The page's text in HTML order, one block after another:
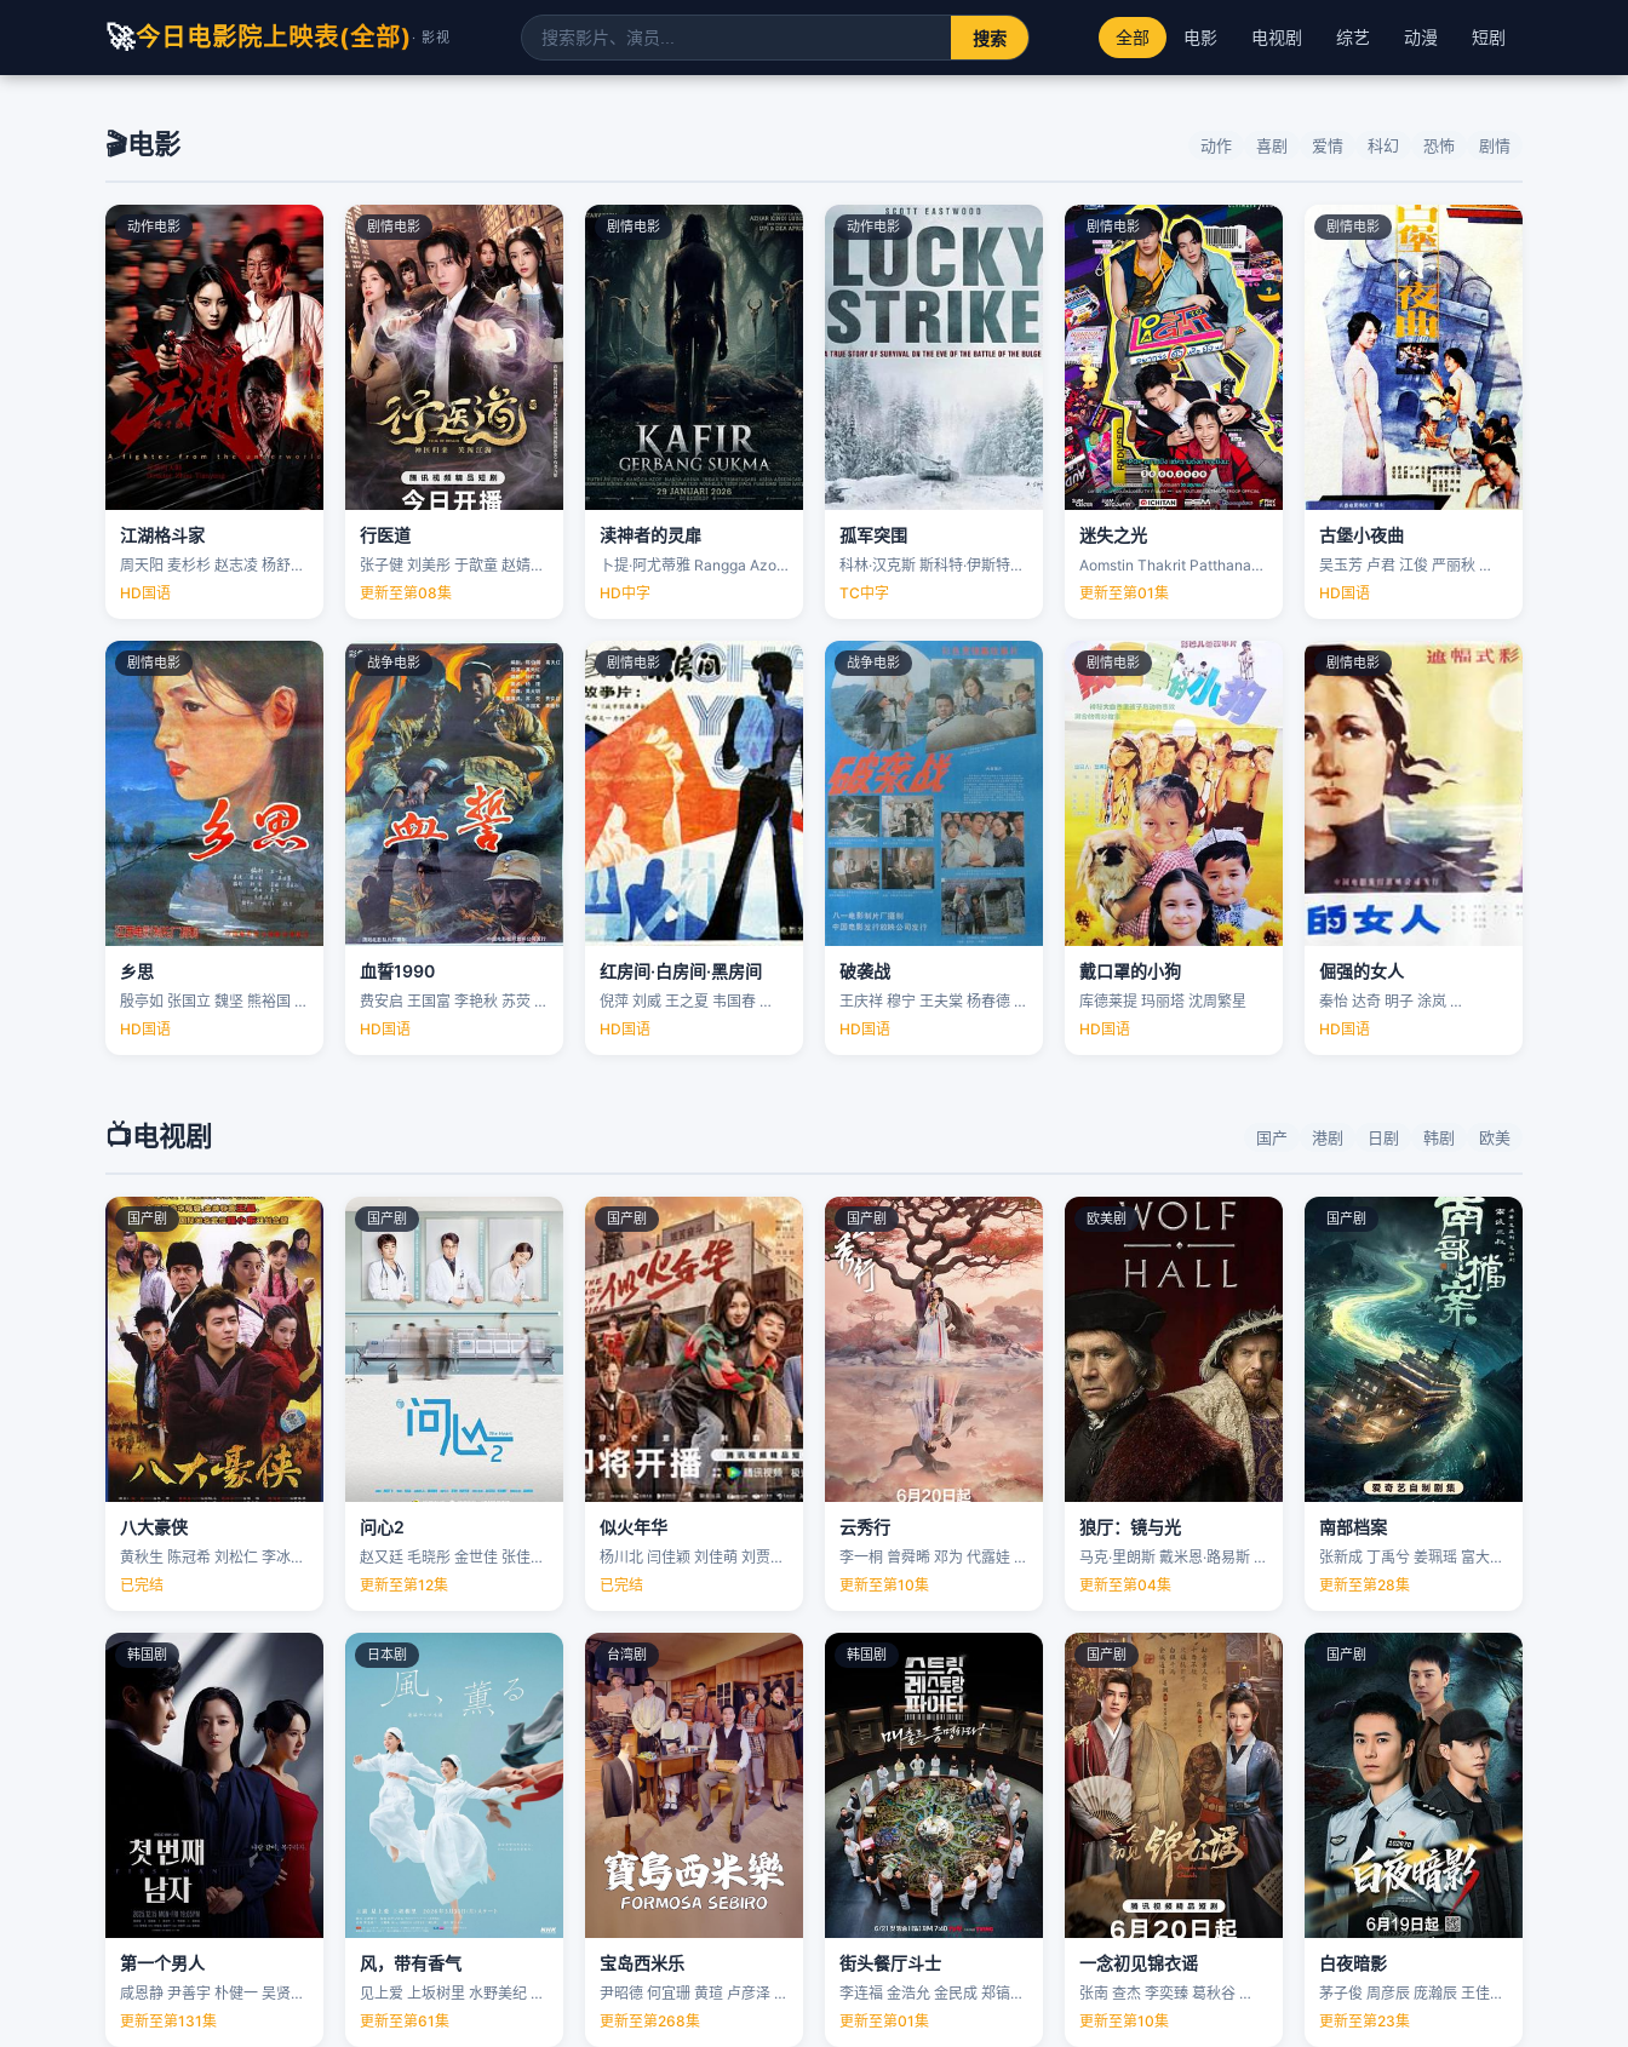
🚀今日电影院上映表(全部) · 影视 搜索 全部 电影 电视剧 综艺 动漫 短剧
🎬电影 动作 喜剧 爱情 科幻 恐怖 剧情
动作电影
江湖格斗家
周天阳 麦杉杉 赵志凌 杨舒米 …
HD国语
剧情电影
行医道
张子健 刘美彤 于歆童 赵婧祎 …
更新至第08集
剧情电影
渎神者的灵扉
卜提·阿尤蒂雅 Rangga Azof Nadya …
HD中字
动作电影
孤军突围
科林·汉克斯 斯科特·伊斯特伍德 安洁纽·艾莉丝-泰勒 泰勒·约翰·史密斯 …
TC中字
剧情电影
迷失之光
Aomstin Thakrit Patthanaworakit
更新至第01集
剧情电影
古堡小夜曲
吴玉芳 卢君 江俊 严丽秋 …
HD国语
剧情电影
乡思
殷亭如 张国立 魏坚 熊裕国 …
HD国语
战争电影
血誓1990
费安启 王国富 李艳秋 苏荧 …
HD国语
剧情电影
红房间·白房间·黑房间
倪萍 刘威 王之夏 韦国春 …
HD国语
战争电影
破袭战
王庆祥 穆宁 王夫棠 杨春德 …
HD国语
剧情电影
戴口罩的小狗
库德莱提 玛丽塔 沈周繁星
HD国语
剧情电影
倔强的女人
秦怡 达奇 明子 涂岚 …
HD国语
📺电视剧 国产 港剧 日剧 韩剧 欧美
国产剧
八大豪侠
黄秋生 陈冠希 刘松仁 李冰冰 …
已完结
国产剧
问心2
赵又廷 毛晓彤 金世佳 张佳宁 …
更新至第12集
国产剧
似火年华
杨川北 闫佳颖 刘佳萌 刘贾玺 …
已完结
国产剧
云秀行
李一桐 曾舜晞 邓为 代露娃 …
更新至第10集
欧美剧
狼厅：镜与光
马克·里朗斯 戴米恩·路易斯 凯特·菲利普斯 托马斯·布罗迪-桑斯特 …
更新至第04集
国产剧
南部档案
张新成 丁禹兮 姜珮瑶 富大龙 …
更新至第28集
韩国剧
第一个男人
咸恩静 尹善宇 朴健一 吴贤庆 …
更新至第131集
日本剧
风，带有香气
见上爱 上坂树里 水野美纪 早坂美海 …
更新至第61集
台湾剧
宝岛西米乐
尹昭德 何宜珊 黄瑄 卢彦泽 …
更新至第268集
韩国剧
街头餐厅斗士
李连福 金浩允 金民成 郑镐泳 …
更新至第01集
国产剧
一念初见锦衣谣
张南 查杰 李奕臻 葛秋谷 …
更新至第10集
国产剧
白夜暗影
茅子俊 周彦辰 庞瀚辰 王佳宇 …
更新至第23集